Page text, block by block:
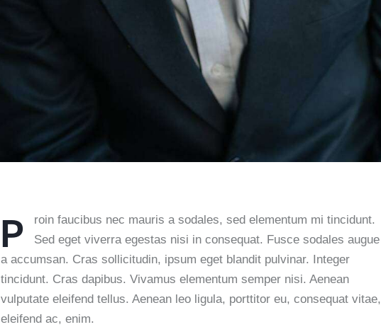
P
roin faucibus nec mauris a sodales, sed elementum mi tincidunt.
Sed eget viverra egestas nisi in consequat. Fusce sodales augue
a accumsan. Cras sollicitudin, ipsum eget blandit pulvinar. Integer
tincidunt. Cras dapibus. Vivamus elementum semper nisi. Aenean
vulputate eleifend tellus. Aenean leo ligula, porttitor eu, consequat vitae,
eleifend ac, enim.